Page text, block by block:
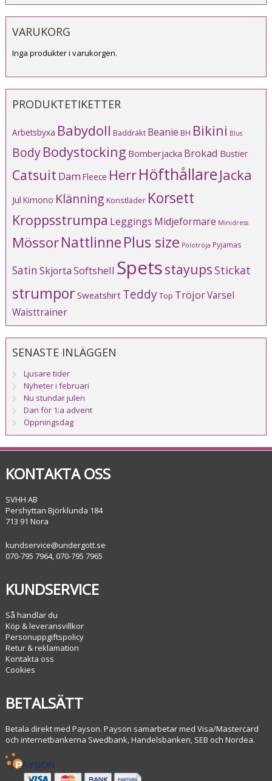
VARUKORG
Inga produkter i varukorgen.
PRODUKTETIKETTER
Arbetsbyxa Babydoll Baddräkt Beanie BH Bikini Blus
BodyBodystocking Bomberjacka Brokad Bustier
Catsuit Dam Fleece HerrHöfthållare Jacka
Jul Kimono Klänning Konstläder Korsett
Kroppsstrumpa Leggings Midjeformare Minidress
MössorNattlinnePlus size Polotröja Pyjamas
SatinSkjortaSoftshell Spetsstayups Stickat
strumporSweatshirt TeddyTop TröjorVarsel
Waisttrainer
SENASTE INLÄGGEN
Ljusare tider
Nyheter i februari
Nu stundar julen
Dan för 1:a advent
Öppningsdag
KONTAKTA OSS
SVHH AB
Pershyttan Björklunda 184
713 91 Nora
kundservice@undergott.se
070-795 7964, 070-795 7965
KUNDSERVICE
Så handlar du
Köp & leveransvillkor
Personuppgiftspolicy
Retur & reklamation
Kontakta oss
Cookies
BETALSÄTT
Betala direkt med Payson. Payson samarbetar med Visa/Mastercard
och internetbankerna Swedbank, Handelsbanken, SEB och Nordea.